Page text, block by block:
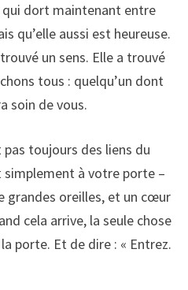
qui dort maintenant entre
qu’elle aussi est heureuse.
un sens. Elle a trouvé
tous : quelqu’un dont
soin de vous.
toujours des liens du
simplement à votre porte –
grandes oreilles, et un cœur
cela arrive, la seule chose
porte. Et de dire : « Entrez.